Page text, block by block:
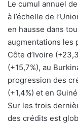
Le cumul annuel
à l’échelle de
en hausse dans
augmentations les
Côte d’Ivoire
(+15,7%), au
progression des
(+1,4%) et en
Sur les trois
des crédits est